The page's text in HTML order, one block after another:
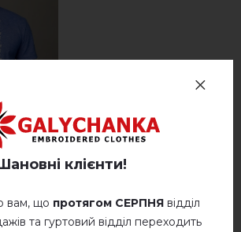
клієнти!
вам, що протягом СЕРПНЯвідділ
та гуртовий відділ переходить